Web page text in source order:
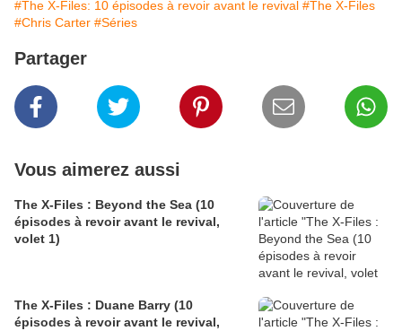
#The X-Files: 10 épisodes à revoir avant le revival #The X-Files
#Chris Carter #Séries
Partager
Vous aimerez aussi
The X-Files : Beyond the Sea (10
épisodes à revoir avant le revival,
volet 1)
The X-Files : Duane Barry (10
épisodes à revoir avant le revival,